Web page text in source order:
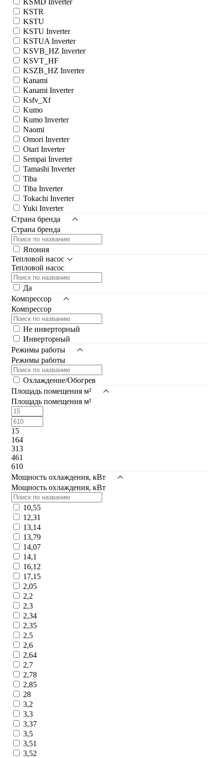
KSTR
KSTU
KSTU Inverter
KSTUA Inverter
KSVB_HZ Inverter
KSVT_HF
KSZB_HZ Inverter
Kanami
Kanami Inverter
Ksfv_Xf
Kumo
Kumo Inverter
Naomi
Omori Inverter
Otari Inverter
Sempai Inverter
Tamashi Inverter
Tiba
Tiba Inverter
Tokachi Inverter
Yuki Inverter
Страна бренда
Страна бренда
Япония
Тепловой насос
Тепловой насос
Да
Компрессор
Компрессор
Не инверторный
Инверторный
Режимы работы
Режимы работы
Охлаждение/Обогрев
Площадь помещения м²
Площадь помещения м²
15
164
313
461
610
Мощность охлаждения, кВт
Мощность охлаждения, кВт
10,55
12,31
13,14
13,79
14,07
14,1
16,12
17,15
2,05
2,2
2,3
2,34
2,35
2,5
2,6
2,64
2,7
2,78
2,85
28
3,2
3,3
3,37
3,5
3,51
3,52